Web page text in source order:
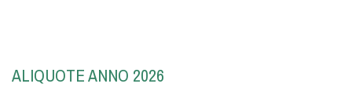
ALIQUOTE ANNO 2026